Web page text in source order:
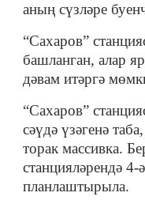
аның сүзләре
“Сахаров”
башланган, алар
дәвам итәргә
“Сахаров”
сәүдә үзәгенә
торак массивка.
станцияләрендә
планлаштырыла.